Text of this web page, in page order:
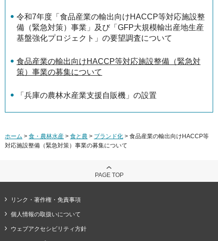
令和7年度「食品産業の輸出向けHACCP等対応施設整
備（緊急対策）事業」及び「GFP大規模輸出産地生産
基盤強化プロジェクト」の要望調査について
食品産業の輸出向けHACCP等対応施設整備（緊急対
策）事業の募集について
「兵庫の農林水産業支援自販機」の設置
ホーム > 食・農林水産 > 食と農 > ブランド化 > 食品産業の輸出向けHACCP等
対応施設整備（緊急対策）事業の募集について
PAGE TOP
リンク・著作権・免責事項
個人情報の取扱いについて
ウェブアクセシビリティ方針